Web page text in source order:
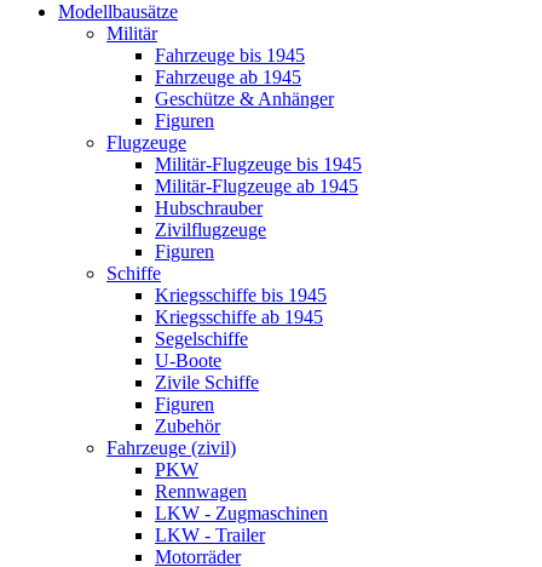
Modellbausätze
Militär
Fahrzeuge bis 1945
Fahrzeuge ab 1945
Geschütze & Anhänger
Figuren
Flugzeuge
Militär-Flugzeuge bis 1945
Militär-Flugzeuge ab 1945
Hubschrauber
Zivilflugzeuge
Figuren
Schiffe
Kriegsschiffe bis 1945
Kriegsschiffe ab 1945
Segelschiffe
U-Boote
Zivile Schiffe
Figuren
Zubehör
Fahrzeuge (zivil)
PKW
Rennwagen
LKW - Zugmaschinen
LKW - Trailer
Motorräder